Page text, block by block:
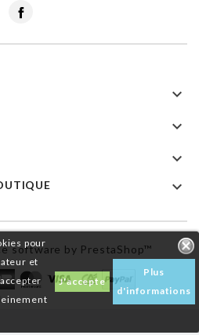
pour
et
J'accepte
Plus
d'informations




software by PrestaShop™